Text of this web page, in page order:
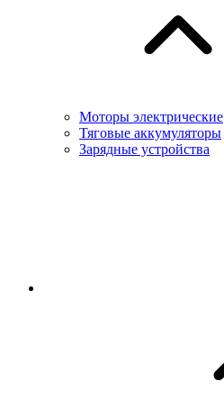
Моторы электрические
Тяговые аккумуляторы
Зарядные устройства